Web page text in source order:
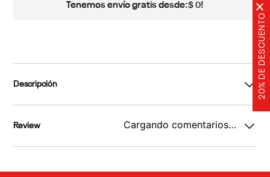
20% DE DESCUENTO
×
Tenemos envío gratis desde:$ 0!
Descripción
Review Cargando comentarios…